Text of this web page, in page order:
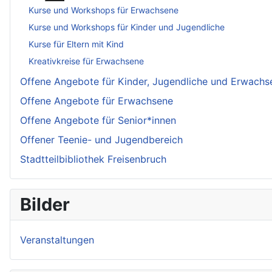
Kurse und Workshops für Erwachsene
Kurse und Workshops für Kinder und Jugendliche
Kurse für Eltern mit Kind
Kreativkreise für Erwachsene
Offene Angebote für Kinder, Jugendliche und
Offene Angebote für Erwachsene
Offene Angebote für Senior*innen
Offener Teenie- und Jugendbereich
Stadtteilbibliothek Freisenbruch
Bilder
Veranstaltungen